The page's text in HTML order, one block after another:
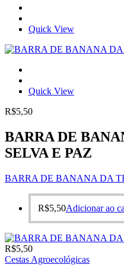
Quick View
Quick View
R$5,50
BARRA DE
SELVA E PAZ
BARRA DE BANANA DA
R$5,50Adicionar ao
R$5,50
Cestas Agroecológicas